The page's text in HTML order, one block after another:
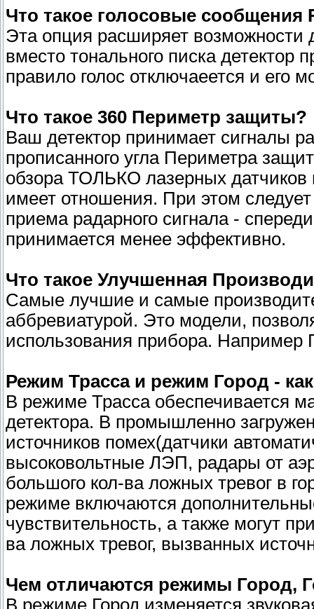
Что такое голосовые сообщения
Эта опция расширяет возможности
вместо тонального писка детектор
правило голос отключаеется и его
Что такое 360 Периметр защиты?
Ваш детектор принимает сигналы
прописанного угла Периметра
обзора ТОЛЬКО лазерных
имеет отношения. При этом
приема радарного сигнала -
принимается менее эффективно.
Что такое Улучшенная
Самые лучшие и самые
аббревиатурой. Это модели,
использования прибора. Например
Режим Трасса и режим Город -
В режиме Трасса обеспечивается
детектора. В промышленно
источников помех(датчики
высоковольтные ЛЭП, радары от
большого кол-ва ложных тревог в
режиме включаются
чувствительность, а также могут
ва ложных тревог, вызванных
Чем отличаются режимы Город,
В режиме Город изменяется